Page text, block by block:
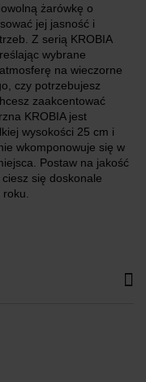
żarówkę o
jej jasność i
Z serią KROBIA
wybrane
na wieczorne
czy potrzebujesz
zaakcentować
KROBIA jest
wysokości 25 cm i
wkomponowuje się w
Postaw na jakość
się doskonale